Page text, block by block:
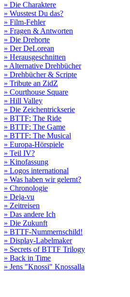
» Die Charaktere
» Wusstest Du das?
» Film-Fehler
» Fragen & Antworten
» Die Drehorte
» Der DeLorean
» Herausgeschnitten
» Alternative Drehbücher
» Drehbücher & Scripte
» Tribute an ZidZ
» Courthouse Square
» Hill Valley
» Die Zeichentrickserie
» BTTF: The Ride
» BTTF: The Game
» BTTF: The Musical
» Europa-Hörspiele
» Teil IV?
» Kinofassung
» Logos international
» Was haben wir gelernt?
» Chronologie
» Deja-vu
» Zeitreisen
» Das andere Ich
» Die Zukunft
» BTTF-Nummernschild!
» Display-Labelmaker
» Secrets of BTTF Trilogy
» Back in Time
» Jens "Knossi" Knossalla